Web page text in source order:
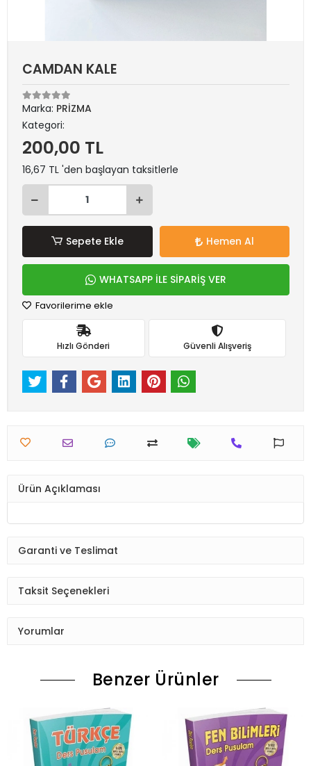
CAMDAN KALE
Marka: PRİZMA
Kategori:
200,00 TL
16,67 TL 'den başlayan taksitlerle
Sepete Ekle Hemen Al
WHATSAPP İLE SİPARİŞ VER
Favorilerime ekle
Hızlı Gönderi Güvenli Alışveriş
Ürün Açıklaması
Garanti ve Teslimat
Taksit Seçenekleri
Yorumlar
Benzer Ürünler